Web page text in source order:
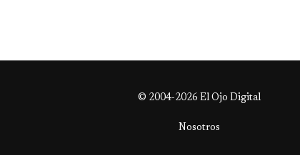
© 2004-2026 El Ojo Digital
Nosotros